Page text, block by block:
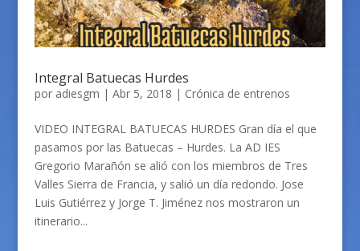
Integral Batuecas Hurdes
por adiesgm | Abr 5, 2018 | Crónica de entrenos
VIDEO INTEGRAL BATUECAS HURDES Gran día el que
pasamos por las Batuecas – Hurdes. La AD IES
Gregorio Marañón se alió con los miembros de Tres
Valles Sierra de Francia, y salió un día redondo. Jose
Luis Gutiérrez y Jorge T. Jiménez nos mostraron un
itinerario...